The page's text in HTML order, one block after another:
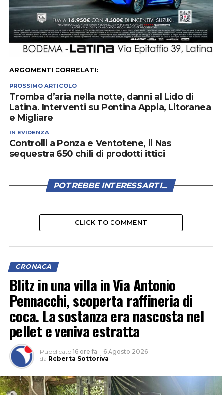
ARGOMENTI CORRELATI:
PROSSIMO ARTICOLO
Tromba d’aria nella notte, danni al Lido di
Latina. Interventi su Pontina Appia, Litoranea
e Migliare
IN EVIDENZA
Controlli a Ponza e Ventotene, il Nas
sequestra 650 chili di prodotti ittici
POTREBBE INTERESSARTI...
CLICK TO COMMENT
CRONACA
Blitz in una villa in Via Antonio
Pennacchi, scoperta raffineria di
coca. La sostanza era nascosta nel
pellet e veniva estratta
Pubblicato 16 ore fa – 6 Agosto 2026
da Roberta Sottoriva